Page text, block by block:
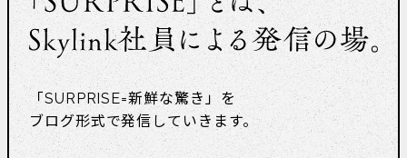
「SURPRISE=新鮮な驚き」を
ブログ形式で発信していきます。